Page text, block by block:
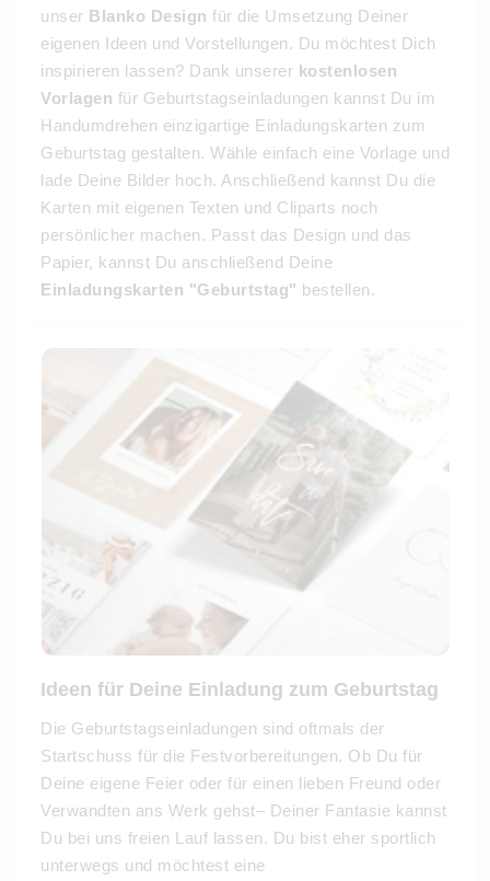
unser Blanko Design für die Umsetzung Deiner
eigenen Ideen und Vorstellungen. Du möchtest Dich
inspirieren lassen? Dank unserer kostenlosen
Vorlagen für Geburtstagseinladungen kannst Du im
Handumdrehen einzigartige Einladungskarten zum
Geburtstag gestalten. Wähle einfach eine Vorlage und
lade Deine Bilder hoch. Anschließend kannst Du die
Karten mit eigenen Texten und Cliparts noch
persönlicher machen. Passt das Design und das
Papier, kannst Du anschließend Deine
Einladungskarten "Geburtstag" bestellen.
Ideen für Deine Einladung zum Geburtstag
Die Geburtstagseinladungen sind oftmals der
Startschuss für die Festvorbereitungen. Ob Du für
Deine eigene Feier oder für einen lieben Freund oder
Verwandten ans Werk gehst– Deiner Fantasie kannst
Du bei uns freien Lauf lassen. Du bist eher sportlich
unterwegs und möchtest eine